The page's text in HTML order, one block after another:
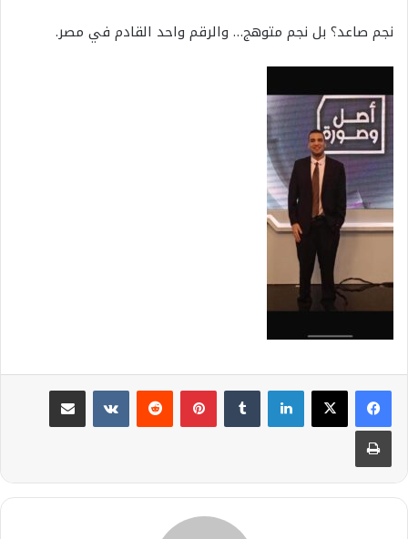
نجم صاعد؟ بل نجم متوهج… والرقم واحد القادم في مصر.
لينكدإن بينتيريست
مشاركة عبر البريد
طباعة